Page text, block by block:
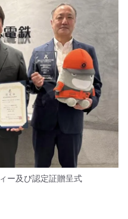
ー及び認定証贈呈式